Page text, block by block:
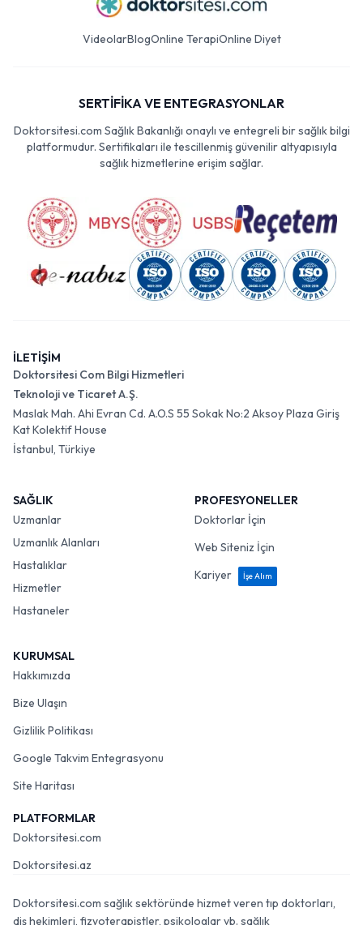
VideolarBlogOnline TerapiOnline Diyet
SERTİFİKA VE ENTEGRASYONLAR
Doktorsitesi.com Sağlık Bakanlığı onaylı ve entegreli bir sağlık bilgi
platformudur. Sertifikaları ile tescillenmiş güvenilir altyapısıyla
sağlık hizmetlerine erişim sağlar.
İLETİŞİM
Doktorsitesi Com Bilgi Hizmetleri
Teknoloji ve Ticaret A.Ş.
Maslak Mah. Ahi Evran Cd. A.O.S 55 Sokak No:2 Aksoy Plaza Giriş
Kat Kolektif House
İstanbul, Türkiye
SAĞLIK
Uzmanlar
Uzmanlık Alanları
Hastalıklar
Hizmetler
Hastaneler
PROFESYONELLER
Doktorlar İçin
Web Siteniz İçin
Kariyer
İşe Alım
KURUMSAL
Hakkımızda
Bize Ulaşın
Gizlilik Politikası
Google Takvim Entegrasyonu
Site Haritası
PLATFORMLAR
Doktorsitesi.com
Doktorsitesi.az
Doktorsitesi.com sağlık sektöründe hizmet veren tıp doktorları,
diş hekimleri, fizyoterapistler, psikologlar vb. sağlık